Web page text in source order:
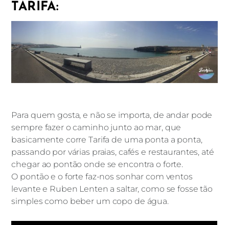
TARIFA:
Para quem gosta, e não se importa, de andar pode
sempre fazer o caminho junto ao mar, que
basicamente corre Tarifa de uma ponta a ponta,
passando por várias praias, cafés e restaurantes, até
chegar ao pontão onde se encontra o forte.
O pontão e o forte faz-nos sonhar com ventos
levante e Ruben Lenten a saltar, como se fosse tão
simples como beber um copo de água.